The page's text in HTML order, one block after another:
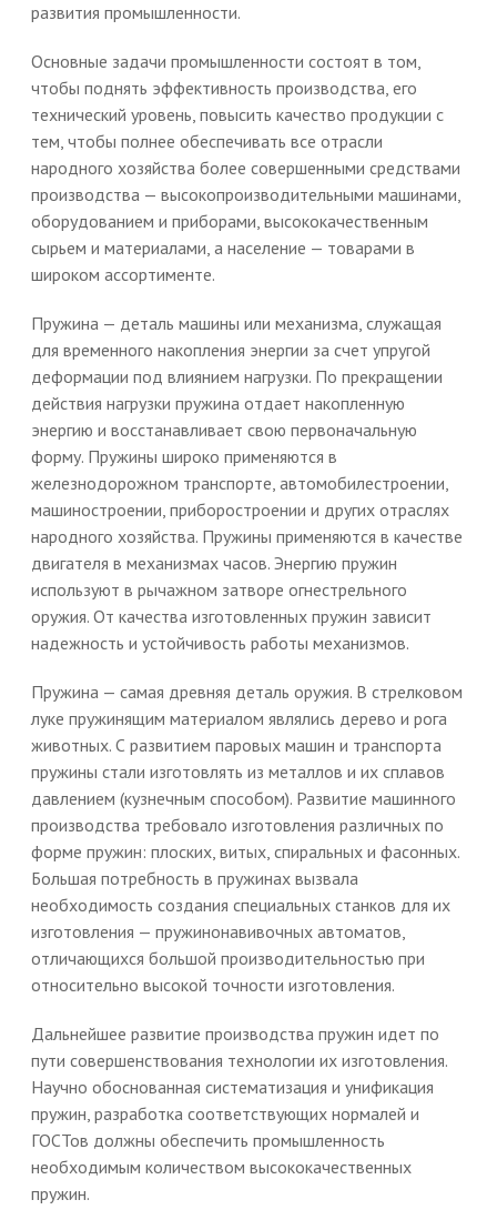
развития промышленности.
Основные задачи промышленности состоят в том,
чтобы поднять эффективность производства, его
технический уровень, повысить качество продукции с
тем, чтобы полнее обеспечивать все отрасли
народного хозяйства более совершенными средствами
производства — высокопроизводительными машинами,
оборудованием и приборами, высококачественным
сырьем и материалами, а население — товарами в
широком ассортименте.
Пружина — деталь машины или механизма, служащая
для временного накопления энергии за счет упругой
деформации под влиянием нагрузки. По прекращении
действия нагрузки пружина отдает накопленную
энергию и восстанавливает свою первоначальную
форму. Пружины широко применяются в
железнодорожном транспорте, автомобилестроении,
машиностроении, приборостроении и других отраслях
народного хозяйства. Пружины применяются в качестве
двигателя в механизмах часов. Энергию пружин
используют в рычажном затворе огнестрельного
оружия. От качества изготовленных пружин зависит
надежность и устойчивость работы механизмов.
Пружина — самая древняя деталь оружия. В стрелковом
луке пружинящим материалом являлись дерево и рога
животных. С развитием паровых машин и транспорта
пружины стали изготовлять из металлов и их сплавов
давлением (кузнечным способом). Развитие машинного
производства требовало изготовления различных по
форме пружин: плоских, витых, спиральных и фасонных.
Большая потребность в пружинах вызвала
необходимость создания специальных станков для их
изготовления — пружинонавивочных автоматов,
отличающихся большой производительностью при
относительно высокой точности изготовления.
Дальнейшее развитие производства пружин идет по
пути совершенствования технологии их изготовления.
Научно обоснованная систематизация и унификация
пружин, разработка соответствующих нормалей и
ГОСТов должны обеспечить промышленность
необходимым количеством высококачественных
пружин.